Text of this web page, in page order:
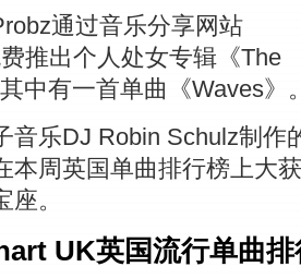
通过音乐分享网站
推出个人处女专辑《The
中有一首单曲《Waves》
音乐DJ Robin Schulz制作
本周英国单曲排行榜上大
。
UK英国流行单曲